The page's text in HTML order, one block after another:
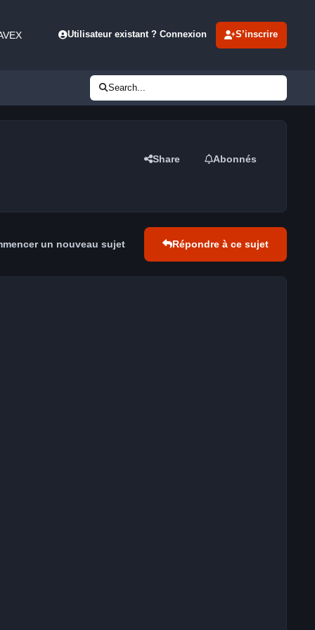
Utilisateur existant ? Connexion S’inscrire
Search...
Share Abonnés
un nouveau sujet Répondre à ce sujet